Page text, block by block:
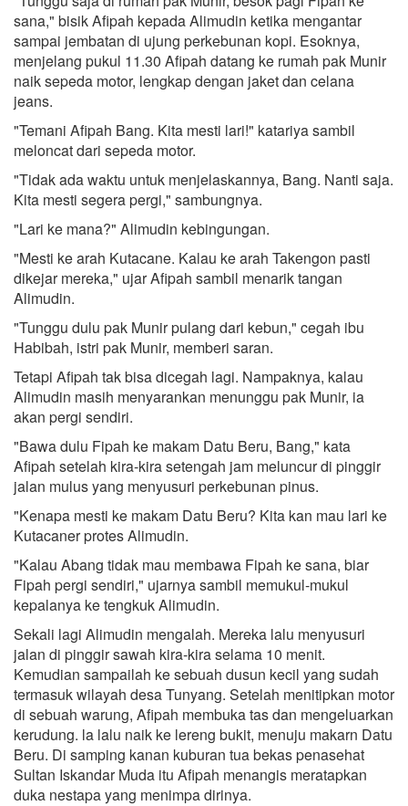
sana," bisik Afipah kepada Alimudin ketika mengantar
sampai jembatan di ujung perkebunan kopi. Esoknya,
menjelang pukul 11.30 Afipah datang ke rumah pak Munir
naik sepeda motor, lengkap dengan jaket dan celana
jeans.
"Temani Afipah Bang. Kita mesti lari!" katariya sambil
meloncat dari sepeda motor.
"Tidak ada waktu untuk menjelaskannya, Bang. Nanti saja.
Kita mesti segera pergi," sambungnya.
"Lari ke mana?" Alimudin kebingungan.
"Mesti ke arah Kutacane. Kalau ke arah Takengon pasti
dikejar mereka," ujar Afipah sambil menarik tangan
Alimudin.
"Tunggu dulu pak Munir pulang dari kebun," cegah ibu
Habibah, istri pak Munir, memberi saran.
Tetapi Afipah tak bisa dicegah lagi. Nampaknya, kalau
Alimudin masih menyarankan menunggu pak Munir, ia
akan pergi sendiri.
"Bawa dulu Fipah ke makam Datu Beru, Bang," kata
Afipah setelah kira-kira setengah jam meluncur di pinggir
jalan mulus yang menyusuri perkebunan pinus.
"Kenapa mesti ke makam Datu Beru? Kita kan mau lari ke
Kutacaner protes Alimudin.
"Kalau Abang tidak mau membawa Fipah ke sana, biar
Fipah pergi sendiri," ujarnya sambil memukul-mukul
kepalanya ke tengkuk Alimudin.
Sekali lagi Alimudin mengalah. Mereka lalu menyusuri
jalan di pinggir sawah kira-kira selama 10 menit.
Kemudian sampailah ke sebuah dusun kecil yang sudah
termasuk wilayah desa Tunyang. Setelah menitipkan motor
di sebuah warung, Afipah membuka tas dan mengeluarkan
kerudung. la lalu naik ke lereng bukit, menuju makarn Datu
Beru. Di samping kanan kuburan tua bekas penasehat
Sultan Iskandar Muda itu Afipah menangis meratapkan
duka nestapa yang menimpa dirinya.